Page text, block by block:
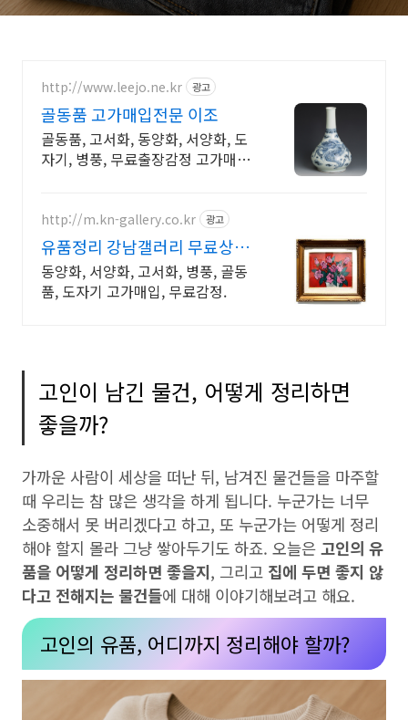
http://www.leejo.ne.kr 광고
골동품 고가매입전문 이조
골동품, 고서화, 동양화, 서양화, 도
자기, 병풍, 무료출장감정 고가매입
http://m.kn-gallery.co.kr 광고
유품정리 강남갤러리 무료상담,
감정 받아보세요!
동양화, 서양화, 고서화, 병풍, 골동
품, 도자기 고가매입, 무료감정.
고인이 남긴 물건, 어떻게 정리하면
좋을까?
가까운 사람이 세상을 떠난 뒤, 남겨진 물건들을 마주할
때 우리는 참 많은 생각을 하게 됩니다. 누군가는 너무
소중해서 못 버리겠다고 하고, 또 누군가는 어떻게 정리
해야 할지 몰라 그냥 쌓아두기도 하죠. 오늘은 고인의 유
품을 어떻게 정리하면 좋을지, 그리고 집에 두면 좋지 않
다고 전해지는 물건들에 대해 이야기해보려고 해요.
고인의 유품, 어디까지 정리해야 할까?